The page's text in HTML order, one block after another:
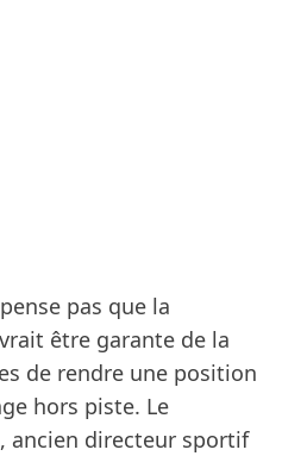
pas que la
être garante de la
de rendre une position
hors piste. Le
ancien directeur sportif